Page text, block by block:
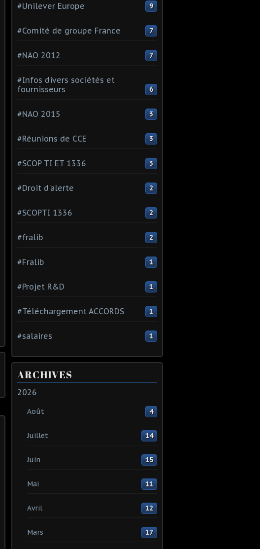
#Unilever Europe 9
#Comité de groupe France 7
#NAO 2012 7
#Infos divers sociétés et
fournisseurs
6
#NAO 2015 3
#Réunions de CCE 3
#SCOP TI ET 1336 3
#Droit d'alerte 2
#SCOPTI 1336 2
#fralib 2
#Fralib 1
#Projet R&D 1
#Téléchargement ACCORDS 1
#salaires 1
ARCHIVES
2026
Août 4
Juillet 14
Juin 15
Mai 11
Avril 12
Mars 17